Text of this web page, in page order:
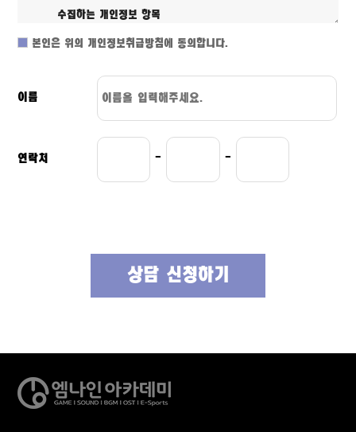
본인은 위의 개인정보취급방침에 동의합니다.
이름
연락처 - -
상담 신청하기